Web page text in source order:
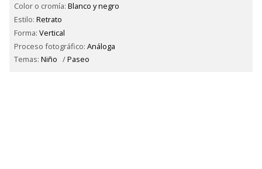
Color o cromía: Blanco y negro
Estilo: Retrato
Forma: Vertical
Proceso fotográfico: Análoga
Temas: Niño /Paseo